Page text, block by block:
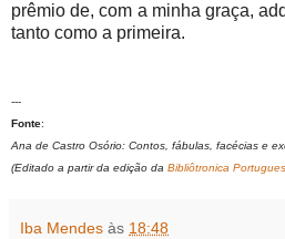
prêmio de, com a minha graça,
tanto como a primeira.
---
Fonte:
Ana de Castro Osório: Contos, fábulas, facécias e
(Editado a partir da edição da Bibliôtronica
Iba Mendes às 18:48